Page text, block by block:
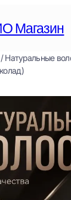
Магазин
Натуральные